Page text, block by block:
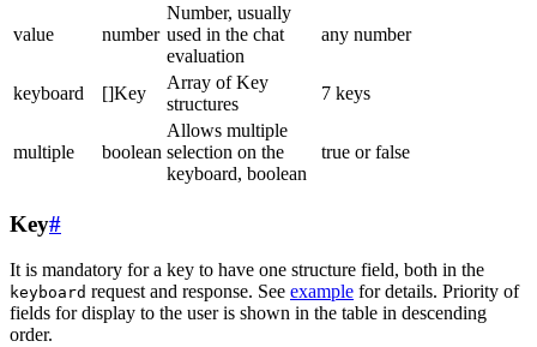
value number
Number, usually
used in the chat
evaluation
any number
keyboard []Key
Array of Key
structures
7 keys
multiple boolean
Allows multiple
selection on the
keyboard, boolean
true or false
Key#
It is mandatory for a key to have one structure field, both in the
keyboard request and response. See example for details. Priority of
fields for display to the user is shown in the table in descending
order.